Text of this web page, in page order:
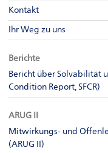
Kontakt
Ihr Weg zu uns
Berichte
Bericht über Solvabilität
Condition Report, SFCR)
ARUG II
Mitwirkungs- und
(ARUG II)